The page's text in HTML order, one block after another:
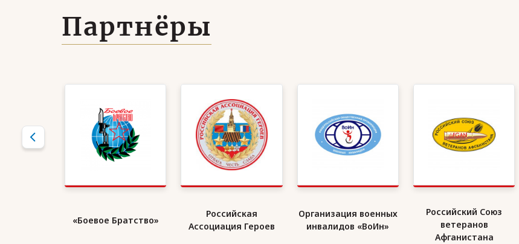
Партнёры
«Боевое Братство»
Российская
Ассоциация Героев
Организация военных
инвалидов «ВоИн»
Российский Союз
ветеранов
Афганистана